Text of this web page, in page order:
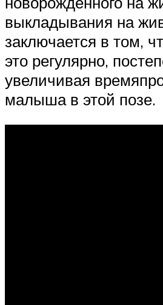
выкладывания на
заключается в том,
это регулярно,
увеличивая
малыша в этой позе.